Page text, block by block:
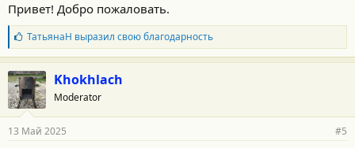
с
т
и
:
Привет! Добро пожаловать.
Б
л
а
г
о
д
а
н
ТатьянаН выразил свою благодарность
Khokhlach
Moderator
13 Май 2025 #5